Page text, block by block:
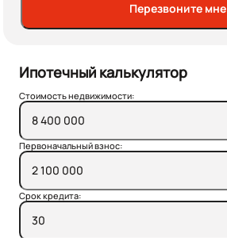
Перезвоните мне
Ипотечный калькулятор
Стоимость недвижимости:
Первоначальный взнос:
Срок кредита: